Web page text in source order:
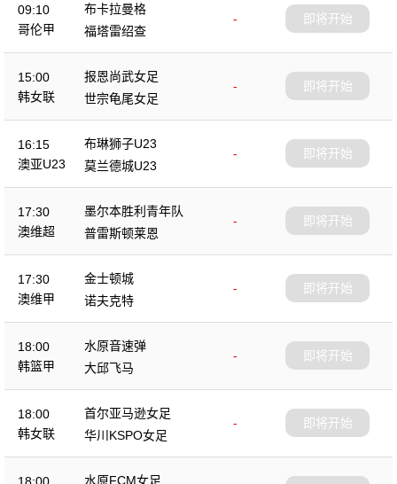
09:10
哥伦甲
布卡拉曼格
-
福塔雷绍查
即将开始
15:00
韩女联
报恩尚武女足
-
世宗龟尾女足
即将开始
16:15
澳亚U23
布琳狮子U23
-
莫兰德城U23
即将开始
17:30
澳维超
墨尔本胜利青年队
-
普雷斯顿莱恩
即将开始
17:30
澳维甲
金士顿城
-
诺夫克特
即将开始
18:00
韩篮甲
水原音速弹
-
大邱飞马
即将开始
18:00
韩女联
首尔亚马逊女足
-
华川KSPO女足
即将开始
水原FCM女足